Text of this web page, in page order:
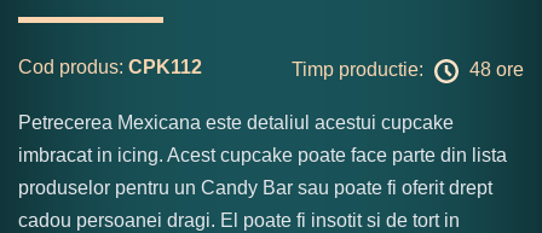
Cod produs: CPK112 Timp productie: 48 ore
Petrecerea Mexicana este detaliul acestui cupcake
imbracat in icing. Acest cupcake poate face parte din lista
produselor pentru un Candy Bar sau poate fi oferit drept
cadou persoanei dragi. El poate fi insotit si de tort in